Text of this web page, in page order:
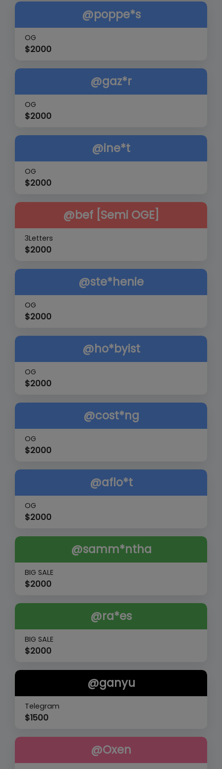
@poppe*s
OG
$2000
@gaz*r
OG
$2000
@ine*t
OG
$2000
@bef [Semi OGE]
3Letters
$2000
@ste*henie
OG
$2000
@ho*byist
OG
$2000
@cost*ng
OG
$2000
@aflo*t
OG
$2000
@samm*ntha
BIG SALE
$2000
@ra*es
BIG SALE
$2000
@ganyu
Telegram
$1500
@Oxen